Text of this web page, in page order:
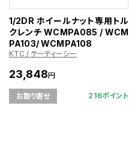
1/2DR ホイールナット専用トル
クレンチ WCMPA085 / WCM
PA103/ WCMPA108
KTC / ケーティーシー
23,848円
お取り寄せ 216ポイント